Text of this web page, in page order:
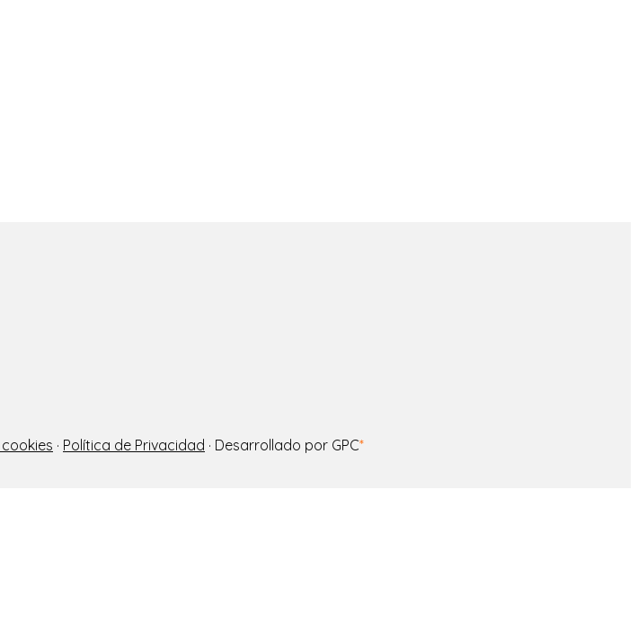
· Política de Privacidad · Desarrollado por GPC*